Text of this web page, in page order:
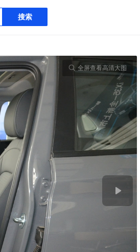
搜索
全屏查看高清大图